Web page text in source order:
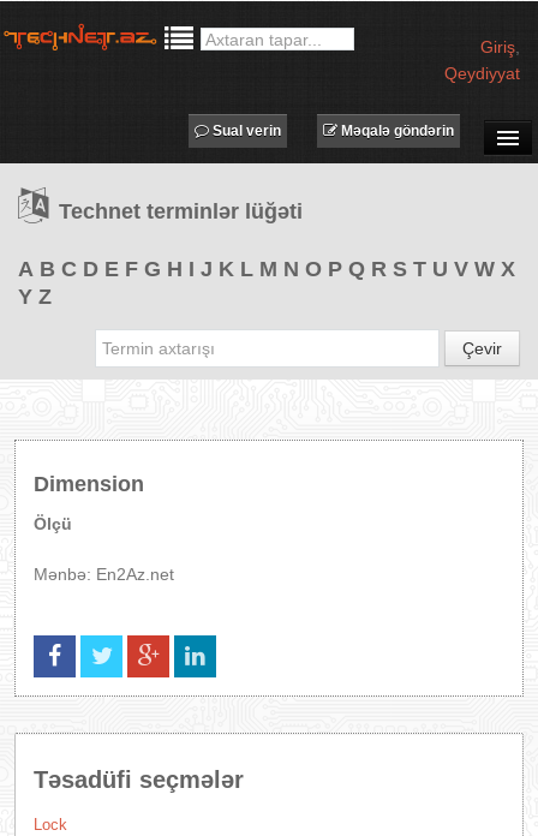
Giriş
Qeydiyyat
TƏDBİRLƏR
PROQRAMLAR
Məqalə göndərin
Sual verin
Technet terminlər lüğəti
A B C D E F G H I J K L M N O P Q R S T U V W X
Y Z
Çevir
Dimension
Ölçü
Mənbə: En2Az.net
Təsadüfi seçmələr
Lock